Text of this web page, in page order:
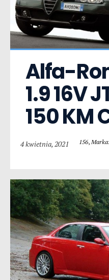
Alfa-
1.9 16V
150 KM
4 kwietnia, 2021 156,